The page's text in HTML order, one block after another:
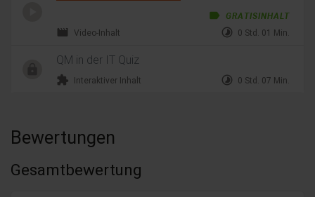
label GRATISINHALT
movie Video-Inhalt timelapse 0 Std. 01 Min.
QM in der IT Quiz
extension Interaktiver Inhalt timelapse 0 Std. 07 Min.
Bewertungen
Gesamtbewertung